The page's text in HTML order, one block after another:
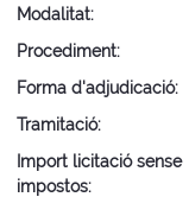
Modalitat
Procediment
Forma d'adjudicació
Tramitació
Import licitació sense
impostos